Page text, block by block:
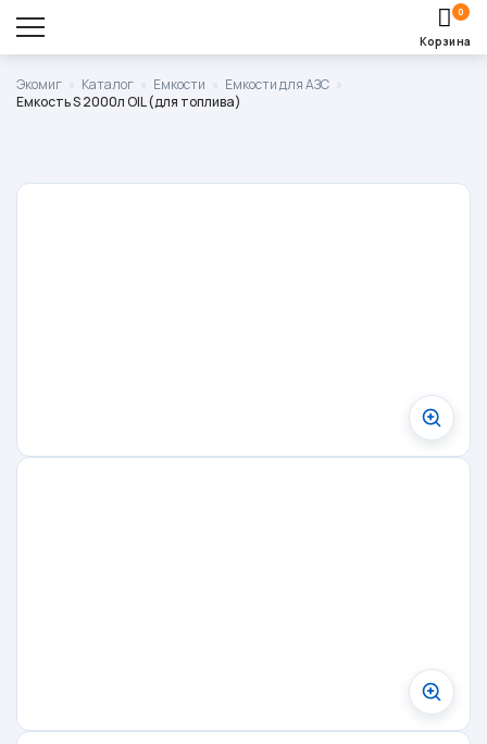
Оставить заявку
Корзина
0
Корзина пуста.
Экомиг » Каталог » Емкости » Емкости для АЗС »
Емкость S 2000л OIL (для топлива)